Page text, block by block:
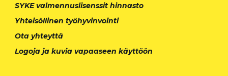
SYKE valmennuslisenssit hinnasto
Yhteisöllinen työhyvinvointi
Ota yhteyttä
Logoja ja kuvia vapaaseen käyttöön